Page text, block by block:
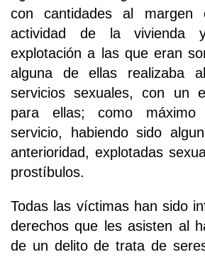
con cantidades al margen
actividad de la vivienda
explotación a las que eran
alguna de ellas realizaba
servicios sexuales, con un
para ellas; como
servicio, habiendo sido
anterioridad, explotadas
prostíbulos.
Todas las víctimas han sido
derechos que les asisten al
de un delito de trata de